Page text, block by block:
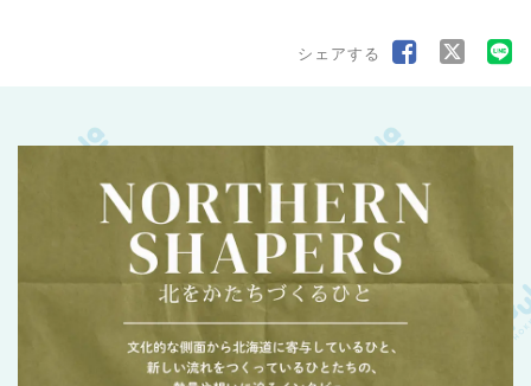
シェアする